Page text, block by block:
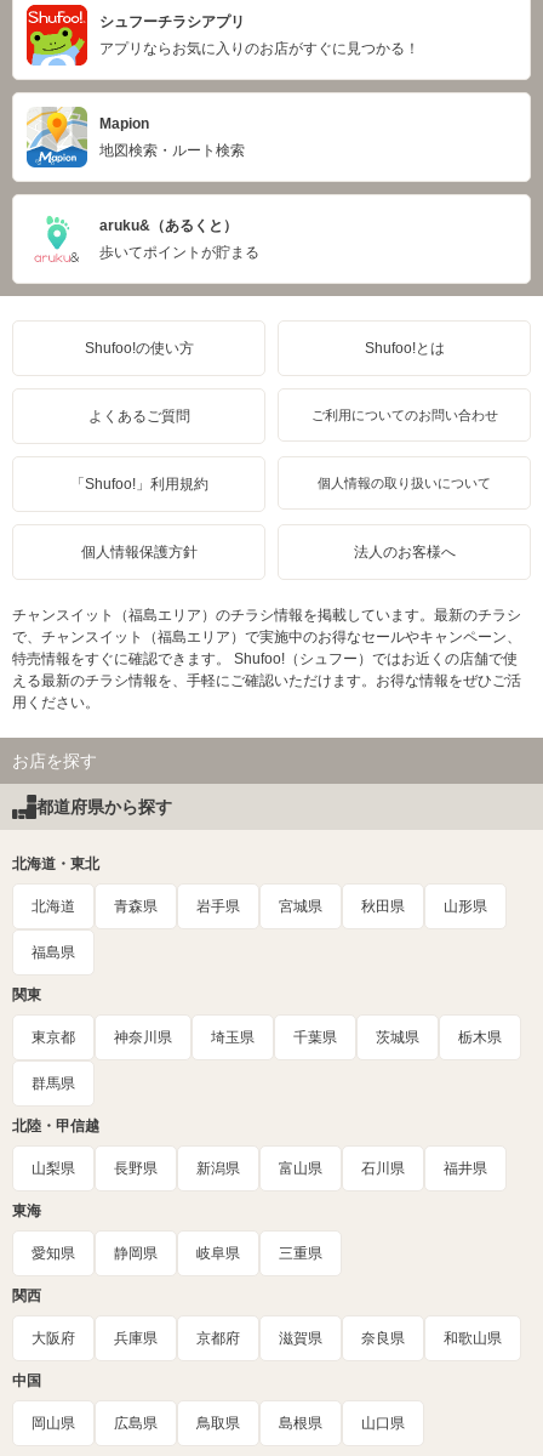
シュフーチラシアプリ
アプリならお気に入りのお店がすぐに見つかる！
Mapion
地図検索・ルート検索
aruku&（あるくと）
歩いてポイントが貯まる
Shufoo!の使い方 Shufoo!とは
よくあるご質問 ご利用についてのお問い合わせ
「Shufoo!」利用規約 個人情報の取り扱いについて
個人情報保護方針 法人のお客様へ
チャンスイット（福島エリア）のチラシ情報を掲載しています。最新のチラシ
で、チャンスイット（福島エリア）で実施中のお得なセールやキャンペーン、
特売情報をすぐに確認できます。 Shufoo!（シュフー）ではお近くの店舗で使
える最新のチラシ情報を、手軽にご確認いただけます。お得な情報をぜひご活
用ください。
お店を探す
都道府県から探す
北海道・東北
北海道 青森県 岩手県 宮城県 秋田県 山形県
福島県
関東
東京都 神奈川県 埼玉県 千葉県 茨城県 栃木県
群馬県
北陸・甲信越
山梨県 長野県 新潟県 富山県 石川県 福井県
東海
愛知県 静岡県 岐阜県 三重県
関西
大阪府 兵庫県 京都府 滋賀県 奈良県 和歌山県
中国
岡山県 広島県 鳥取県 島根県 山口県